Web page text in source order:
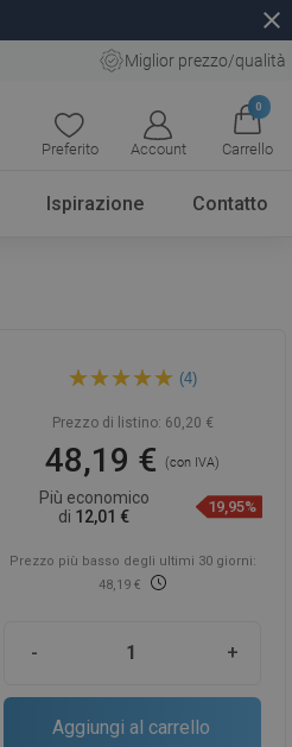
close
Miglior prezzo/qualità
Preferito Account
0
Carrello
Ispirazione Contatto
scorrevole, nero - 785004583-
(4)
Prezzo di listino: 60,20 €
48,19 €(con IVA)
Più economico
di 12,01 € 19,95%
Prezzo più basso degli ultimi 30 giorni:
48,19 €
- +
Aggiungi al carrello